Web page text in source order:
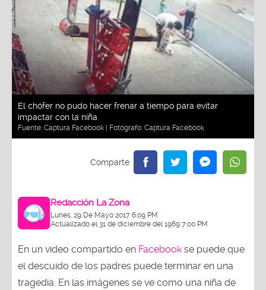
El chófer no pudo hacer frenar a tiempo para evitar
impactar con la niña
Fuente: Captura Facebook | Fotógrafo: Captura Facebook
Redacción La Zona
Lunes, 29 De Mayo 2017 6:09 PM
Actualizado el 31 de diciembre del 1969 7:00 PM
En un video compartido en Facebook se puede que
el descuido de los padres puede terminar en una
tragedia. En las imágenes se ve como una niña de